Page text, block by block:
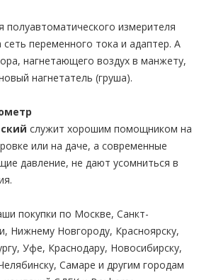
полуавтоматического измерителя
переменного тока и адаптер. А
нагнетающего воздух в манжету,
нагнетатель (груша).
служит хорошим помощником на
или на даче, а современные
давление, не дают усомниться в
покупки по Москве, Санкт-
Нижнему Новгороду, Красноярску,
Уфе, Краснодару, Новосибирску,
Самаре и другим городам